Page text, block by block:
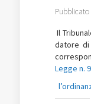
Il
datore di
Legge n.